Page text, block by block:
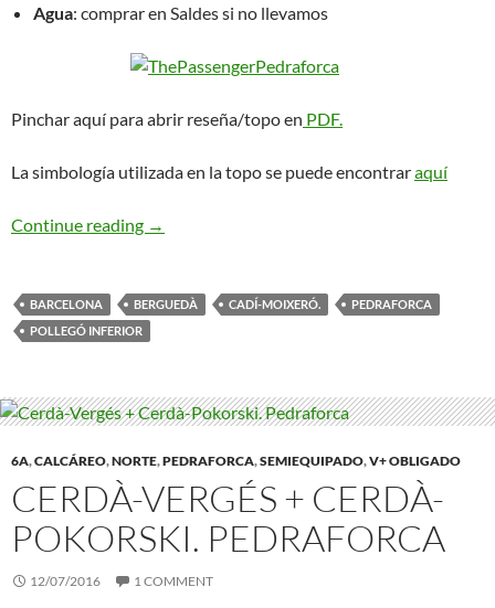
Agua: comprar en Saldes si no llevamos
Pinchar aquí para abrir reseña/topo en PDF.
La simbología utilizada en la topo se puede encontraraquí
Continue reading The Passenger. Pedraforca
→
BARCELONA BERGUEDÀ CADÍ-MOIXERÓ.
PEDRAFORCA
POLLEGÓ INFERIOR
6A,CALCÁREO,NORTE,PEDRAFORCA,SEMIEQUIPADO,V+ OBLIGADO
CERDÀ-VERGÉS + CERDÀ-
POKORSKI. PEDRAFORCA
12/07/2016 1 COMMENT